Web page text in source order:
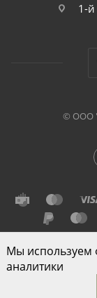
1-
© ООО
Мы используем
аналитики